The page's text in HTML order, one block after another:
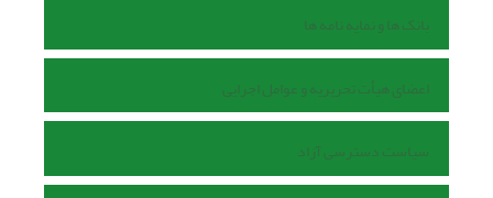
بانک ها و نمایه نامه ها
اعضای هیأت تحریریه و عوامل اجرایی
سیاست دسترسی آزاد